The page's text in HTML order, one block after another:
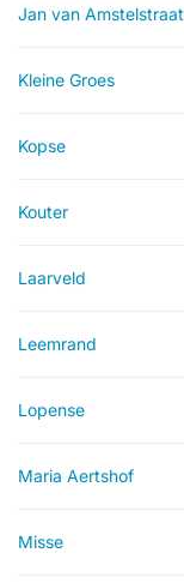
Jan van Amstelstraat
Kleine Groes
Kopse
Kouter
Laarveld
Leemrand
Lopense
Maria Aertshof
Misse